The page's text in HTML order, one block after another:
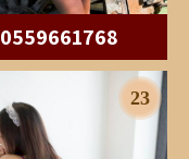
0559661768
23